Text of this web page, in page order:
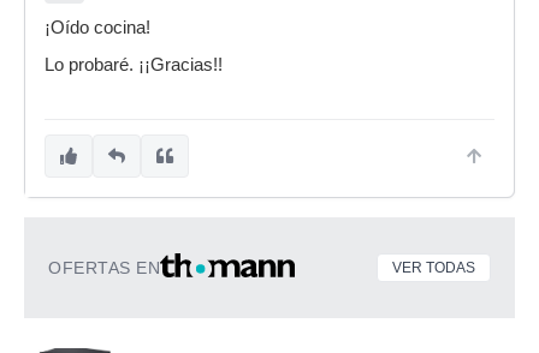
¡Oído cocina!
Lo probaré. ¡¡Gracias!!
OFERTAS EN VER TODAS